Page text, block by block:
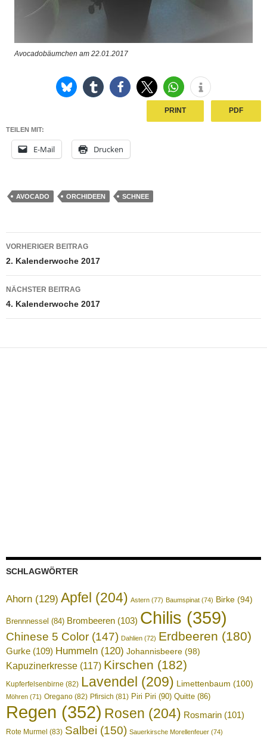
Avocadobäumchen am 22.01.2017
PRINT PDF
TEILEN MIT:
E-Mail Drucken
AVOCADO ORCHIDEEN SCHNEE
Beitragsnavigation
VORHERIGER BEITRAG
2. Kalenderwoche 2017
NÄCHSTER BEITRAG
4. Kalenderwoche 2017
SCHLAGWÖRTER
Ahorn (129) Apfel (204) Astern (77) Baumspinat (74) Birke (94)
Brennnessel (84) Brombeeren (103) Chilis (359)
Chinese 5 Color (147) Dahlien (72) Erdbeeren (180)
Gurke (109) Hummeln (120) Johannisbeere (98)
Kapuzinerkresse (117) Kirschen (182)
Kupferfelsenbirne (82) Lavendel (209) Limettenbaum (100)
Möhren (71) Oregano (82) Pfirsich (81) Piri Piri (90) Quitte (86)
Regen (352) Rosen (204) Rosmarin (101)
Rote Murmel (83) Salbei (150) Sauerkirsche Morellenfeuer (74)